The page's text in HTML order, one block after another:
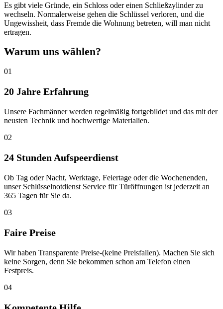
Es gibt viele Gründe, ein Schloss oder einen Schließzylinder zu
wechseln. Normalerweise gehen die Schlüssel verloren, und die
Ungewissheit, dass Fremde die Wohnung betreten, will man nicht
ertragen.
Warum uns wählen?
01
20 Jahre Erfahrung
Unsere Fachmänner werden regelmäßig fortgebildet und das mit der
neusten Technik und hochwertige Materialien.
02
24 Stunden Aufspeerdienst
Ob Tag oder Nacht, Werktage, Feiertage oder die Wochenenden,
unser Schlüsselnotdienst Service für Türöffnungen ist jederzeit an
365 Tagen für Sie da.
03
Faire Preise
Wir haben Transparente Preise-(keine Preisfallen). Machen Sie sich
keine Sorgen, denn Sie bekommen schon am Telefon einen
Festpreis.
04